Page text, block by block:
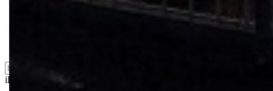
Sredstva za zaštitu biljaka
ili probajte naprednu: